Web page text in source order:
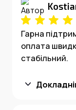
Гарна
оплата
стабільний.